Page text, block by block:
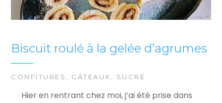
Biscuit roulé à la gelée d’agrumes
CONFITURES GÂTEAUX SUCRÉ
Hier en rentrant chez moi, j’ai été prise dans